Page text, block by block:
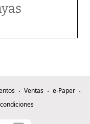
Ventas
e-Paper